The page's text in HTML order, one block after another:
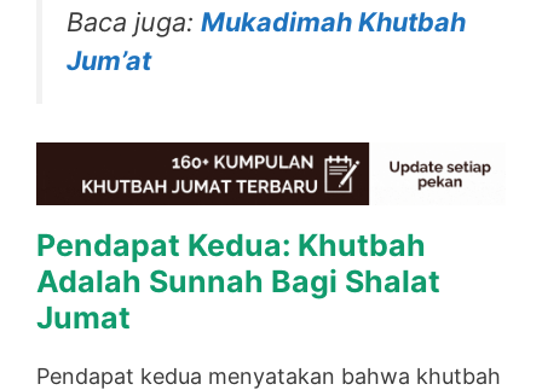
Baca juga: Mukadimah Khutbah
Jum’at
Pendapat Kedua: Khutbah
Adalah Sunnah Bagi Shalat
Jumat
Pendapat kedua menyatakan bahwa khutbah